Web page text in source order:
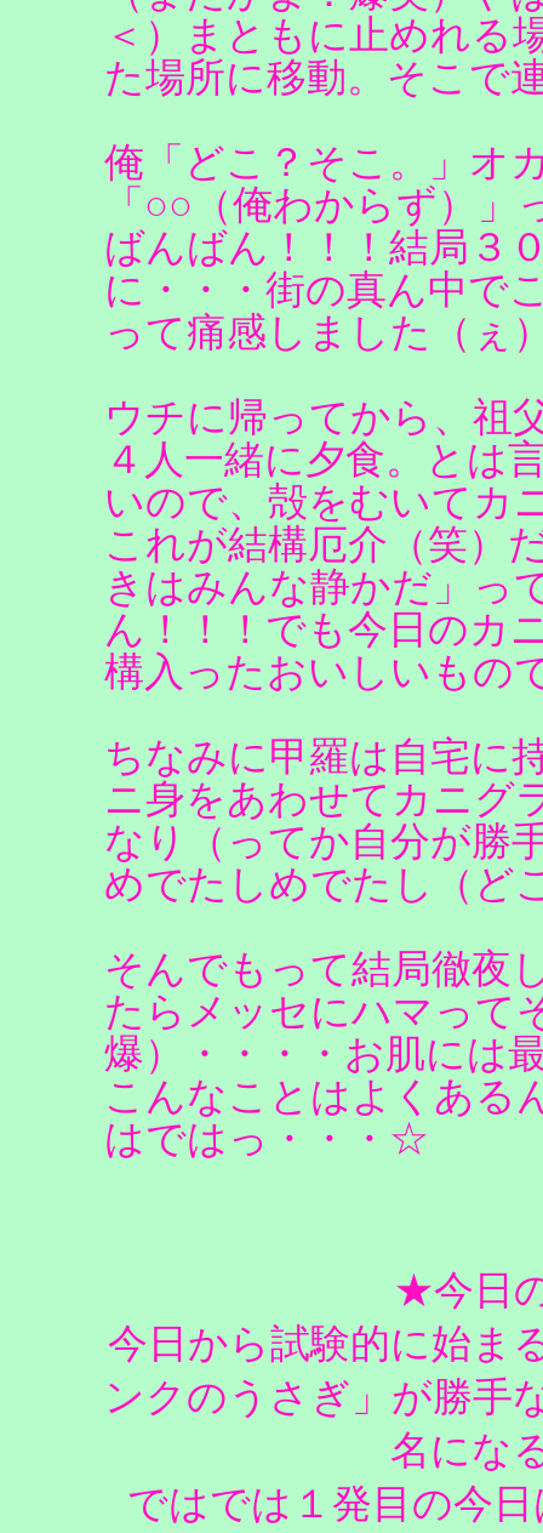
＜）まともに止めれる
た場所に移動。そこで
俺「どこ？そこ。」オ
「○○（俺わからず）
ばんばん！！！結局３
に・・・街の真ん中で
って痛感しました（ぇ
ウチに帰ってから、祖
４人一緒に夕食。とは
いので、殻をむいてカ
これが結構厄介（笑）
きはみんな静かだ」っ
ん！！！でも今日のカ
構入ったおいしいもの
ちなみに甲羅は自宅に
ニ身をあわせてカニグ
なり（ってか自分が勝
めでたしめでたし（ど
そんでもって結局徹夜
たらメッセにハマって
爆）・・・・お肌には
こんなことはよくある
はではっ・・・☆
★今日
今日から試験的に始ま
ンクのうさぎ」が勝手
名にな
ではでは１発目の今